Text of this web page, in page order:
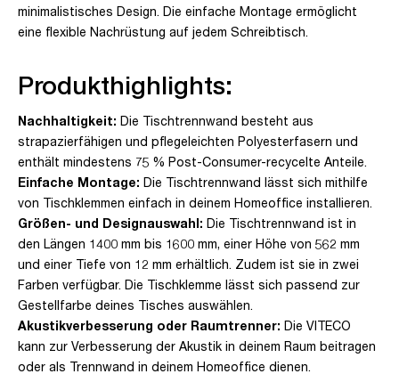
minimalistisches Design. Die einfache Montage ermöglicht
eine flexible Nachrüstung auf jedem Schreibtisch.
Produkthighlights:
Nachhaltigkeit: Die Tischtrennwand besteht aus
strapazierfähigen und pflegeleichten Polyesterfasern und
enthält mindestens 75 % Post-Consumer-recycelte Anteile.
Einfache Montage: Die Tischtrennwand lässt sich mithilfe
von Tischklemmen einfach in deinem Homeoffice installieren.
Größen- und Designauswahl: Die Tischtrennwand ist in
den Längen 1400 mm bis 1600 mm, einer Höhe von 562 mm
und einer Tiefe von 12 mm erhältlich. Zudem ist sie in zwei
Farben verfügbar. Die Tischklemme lässt sich passend zur
Gestellfarbe deines Tisches auswählen.
Akustikverbesserung oder Raumtrenner: Die VITECO
kann zur Verbesserung der Akustik in deinem Raum beitragen
oder als Trennwand in deinem Homeoffice dienen.